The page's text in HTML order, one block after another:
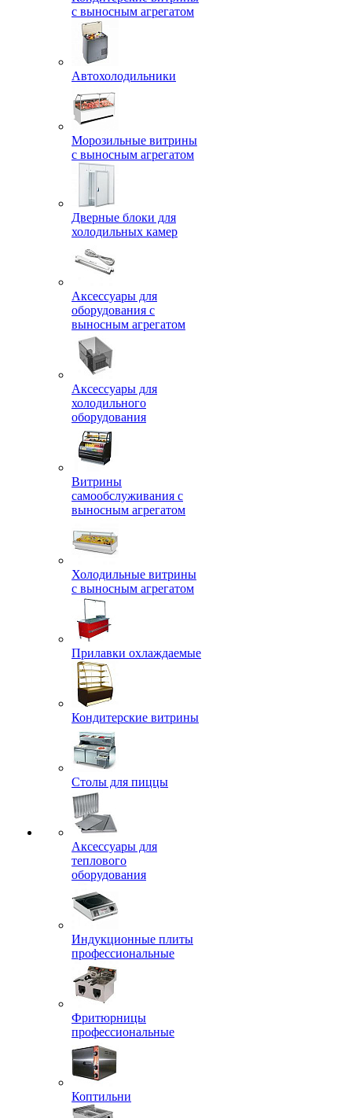
с выносным агрегатом
Автохолодильники
Морозильные витрины
с выносным агрегатом
Дверные блоки для
холодильных камер
Аксессуары для
оборудования с
выносным агрегатом
Аксессуары для
холодильного
оборудования
Витрины
самообслуживания с
выносным агрегатом
Холодильные витрины
с выносным агрегатом
Прилавки охлаждаемые
Кондитерские витрины
Столы для пиццы
Аксессуары для
теплового
оборудования
Индукционные плиты
профессиональные
Фритюрницы
профессиональные
Коптильни